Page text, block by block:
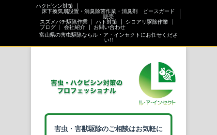
ハクビシン対策
床下換気扇設置・消臭除菌作業・消臭剤 ピースガード
販売
スズメバチ駆除作業
ハト対策
シロアリ駆除作業
ブログ
会社紹介
お問い合わせ
富山県の害虫駆除ならル・ア・インセクトにお任せくださ
い!!
害虫・害獣駆除のご相談はお気軽に